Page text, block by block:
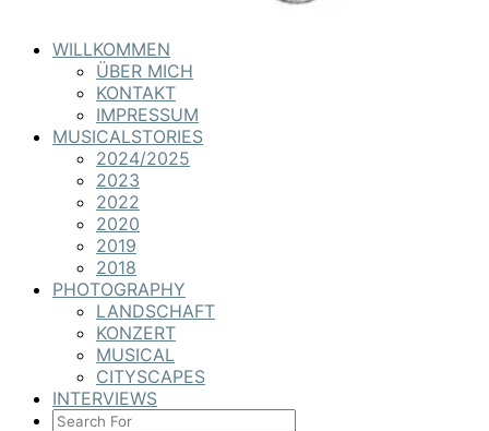
WILLKOMMEN
ÜBER MICH
KONTAKT
IMPRESSUM
MUSICALSTORIES
2024/2025
2023
2022
2020
2019
2018
PHOTOGRAPHY
LANDSCHAFT
KONZERT
MUSICAL
CITYSCAPES
INTERVIEWS
SEARCH